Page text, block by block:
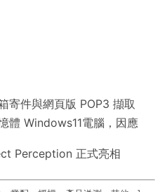
寄件與網頁版 POP3 擷取
體 Windows11電腦，因應
Perception 正式亮相